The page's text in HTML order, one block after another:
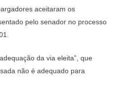
aceitaram os
pelo senador no processo
da via eleita”, que
não é adequado para